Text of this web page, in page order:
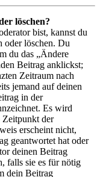
löschen?
bist, kannst du
oder löschen. Du
du das „Ändere
Beitrag anklickst;
Zeitraum nach
jemand auf deinen
in der
Es wird
Zeitpunkt der
erscheint nicht,
geantwortet hat oder
deinen Beitrag
falls sie es für nötig
dein Beitrag